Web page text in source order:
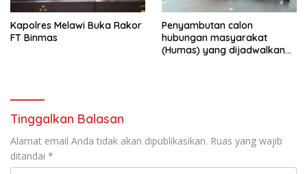
Kapolres Melawi Buka Rakor
FT Binmas
‎Penyambutan calon
hubungan masyarakat
(Humas) yang dijadwalkan
Tinggalkan Balasan
Alamat email Anda tidak akan dipublikasikan. Ruas yang wajib
ditandai *